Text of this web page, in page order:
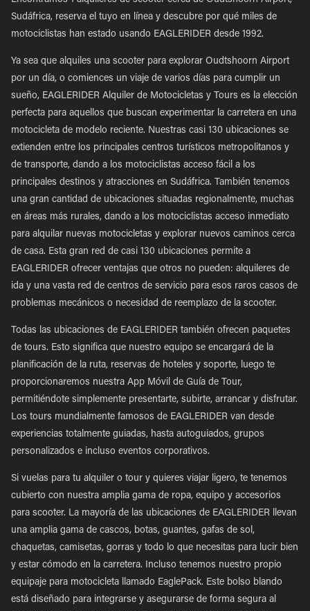
Sudáfrica, reserva el tuyo en línea y descubre por qué miles de
motociclistas han estado usando EAGLERIDER desde 1992.
Ya sea que alquiles una scooter para explorar Oudtshoorn Airport
por un día, o comiences un viaje de varios días para cumplir un
sueño, EAGLERIDER Alquiler de Motocicletas y Tours es la elección
perfecta para aquellos que buscan experimentar la carretera en una
motocicleta de modelo reciente. Nuestras casi 130 ubicaciones se
extienden entre los principales centros turísticos metropolitanos y
de transporte, dando a los motociclistas acceso fácil a los
principales destinos y atracciones en Sudáfrica. También tenemos
una gran cantidad de ubicaciones situadas regionalmente, muchas
en áreas más rurales, dando a los motociclistas acceso inmediato
para alquilar nuevas motocicletas y explorar nuevos caminos cerca
de casa. Esta gran red de casi 130 ubicaciones permite a
EAGLERIDER ofrecer ventajas que otros no pueden: alquileres de
ida y una vasta red de centros de servicio para esos raros casos de
problemas mecánicos o necesidad de reemplazo de la scooter.
Todas las ubicaciones de EAGLERIDER también ofrecen paquetes
de tours. Esto significa que nuestro equipo se encargará de la
planificación de la ruta, reservas de hoteles y soporte, luego te
proporcionaremos nuestra App Móvil de Guía de Tour,
permitiéndote simplemente presentarte, subirte, arrancar y disfrutar.
Los tours mundialmente famosos de EAGLERIDER van desde
experiencias totalmente guiadas, hasta autoguiados, grupos
personalizados e incluso eventos corporativos.
Si vuelas para tu alquiler o tour y quieres viajar ligero, te tenemos
cubierto con nuestra amplia gama de ropa, equipo y accesorios
para scooter. La mayoría de las ubicaciones de EAGLERIDER llevan
una amplia gama de cascos, botas, guantes, gafas de sol,
chaquetas, camisetas, gorras y todo lo que necesitas para lucir bien
y estar cómodo en la carretera. Incluso tenemos nuestro propio
equipaje para motocicleta llamado EaglePack. Este bolso blando
está diseñado para integrarse y asegurarse de forma segura al